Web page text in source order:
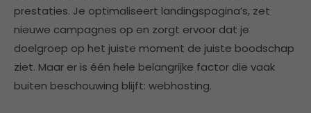
prestaties. Je optimaliseert landingspagina’s, zet
nieuwe campagnes op en zorgt ervoor dat je
doelgroep op het juiste moment de juiste boodschap
ziet. Maar er is één hele belangrijke factor die vaak
buiten beschouwing blijft: webhosting.